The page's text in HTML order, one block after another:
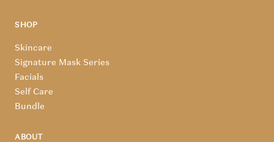
SHOP
Skincare
Signature Mask Series
Facials
Self Care
Bundle
ABOUT